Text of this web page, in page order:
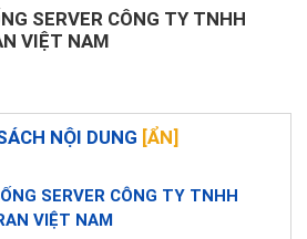
SERVER CÔNG TY TNHH
VIỆT NAM
NỘI DUNG [ẨN]
SERVER CÔNG TY TNHH
VIỆT NAM